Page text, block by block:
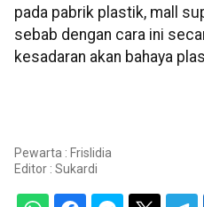
pada pabrik plastik, mall
sebab dengan cara ini
kesadaran akan bahaya
Pewarta : Frislidia
Editor : Sukardi